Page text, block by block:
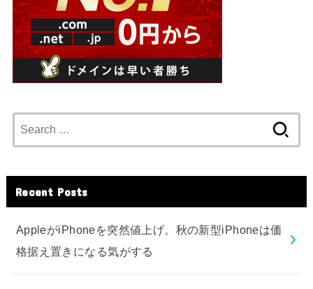
for:
Recent Posts
AppleがiPhoneを突然値上げ。秋の新型iPhoneは価
格据え置きになる気がする